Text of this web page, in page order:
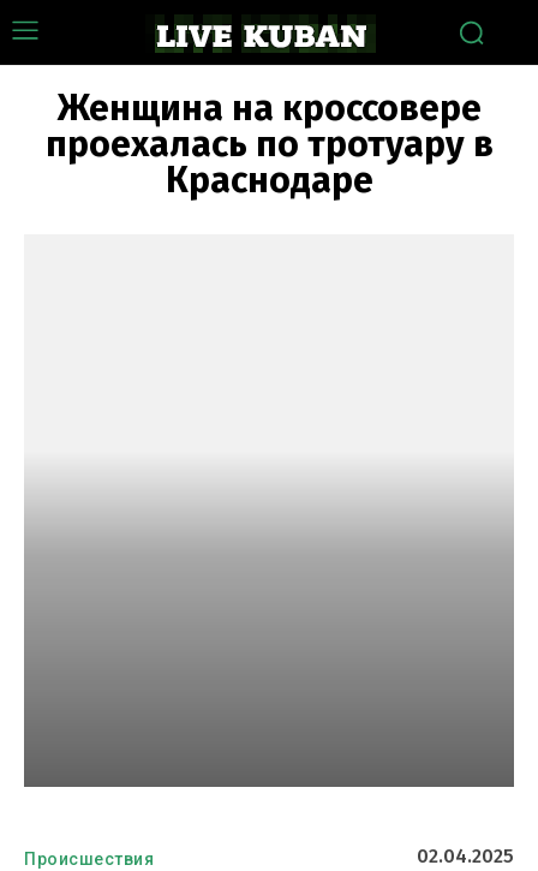
Женщина на кроссовере
проехалась по тротуару в
Краснодаре
Происшествия 02.04.2025